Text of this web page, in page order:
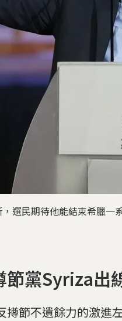
選民期待他能結束希臘一
節黨Syriza出
撙節不遺餘力的激進